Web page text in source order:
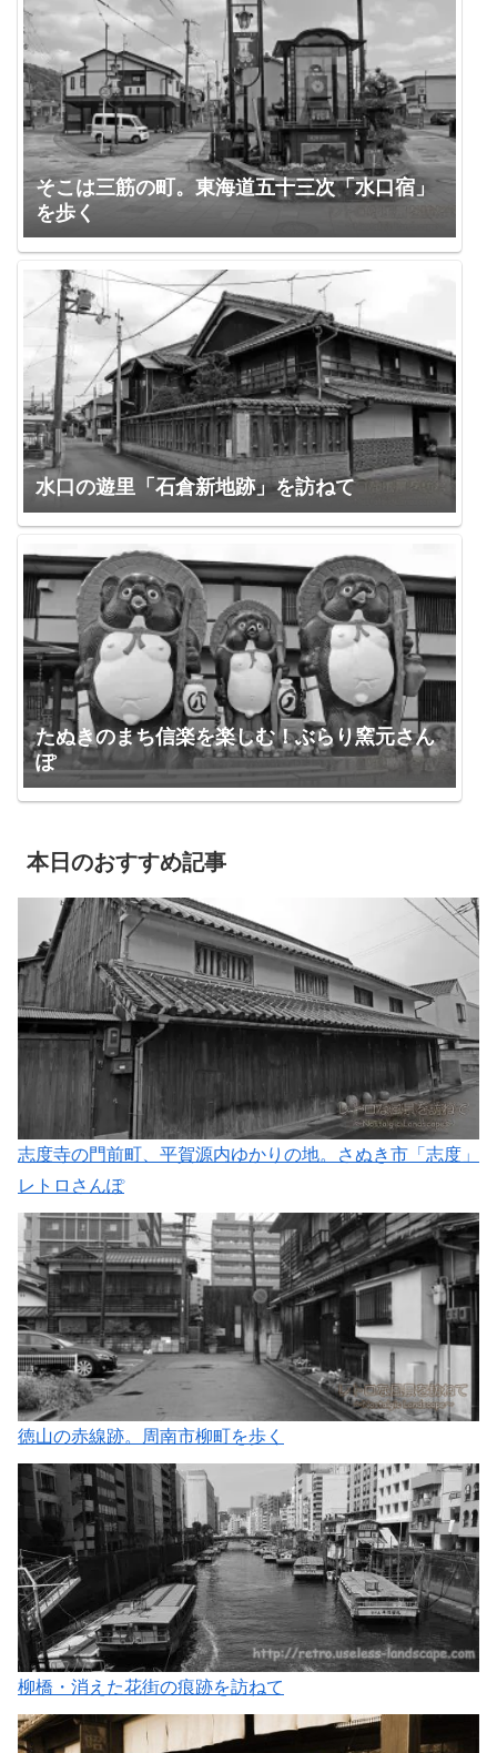
そこは三筋の町。東海道五十三次「水口宿」
を歩く
水口の遊里「石倉新地跡」を訪ねて
たぬきのまち信楽を楽しむ！ぶらり窯元さん
ぽ
本日のおすすめ記事
志度寺の門前町、平賀源内ゆかりの地。さぬき市「志度」
レトロさんぽ
徳山の赤線跡。周南市柳町を歩く
柳橋・消えた花街の痕跡を訪ねて